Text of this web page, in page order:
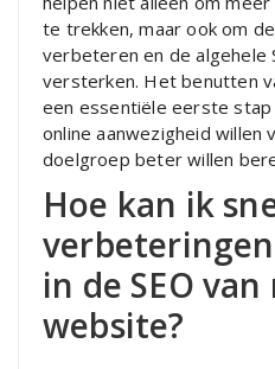
te trekken, maar ook om
verbeteren en de algehele
versterken. Het benutten
een essentiële eerste
online aanwezigheid willen
doelgroep beter willen
Hoe kan ik
in de SEO
website?